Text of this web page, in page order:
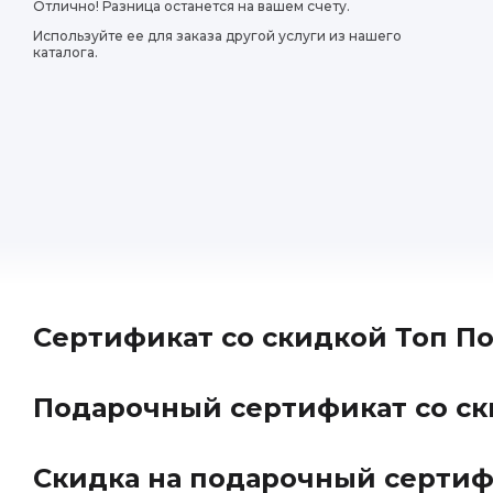
Отлично! Разница останется на вашем счету.
Используйте ее для заказа другой услуги из нашего
каталога.
Сертификат со скидкой Топ
Подарочный сертификат со
Скидка на подарочный